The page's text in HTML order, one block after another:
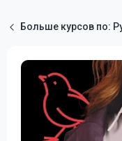
Больше курсов по: